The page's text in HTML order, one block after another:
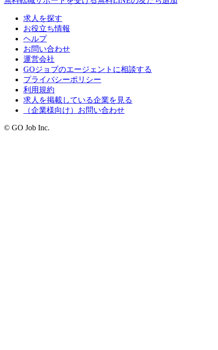
求人を探す
お役立ち情報
ヘルプ
お問い合わせ
運営会社
GOジョブのエージェントに相談する
プライバシーポリシー
利用規約
求人を掲載している企業を見る
（企業様向け）お問い合わせ
© GO Job Inc.